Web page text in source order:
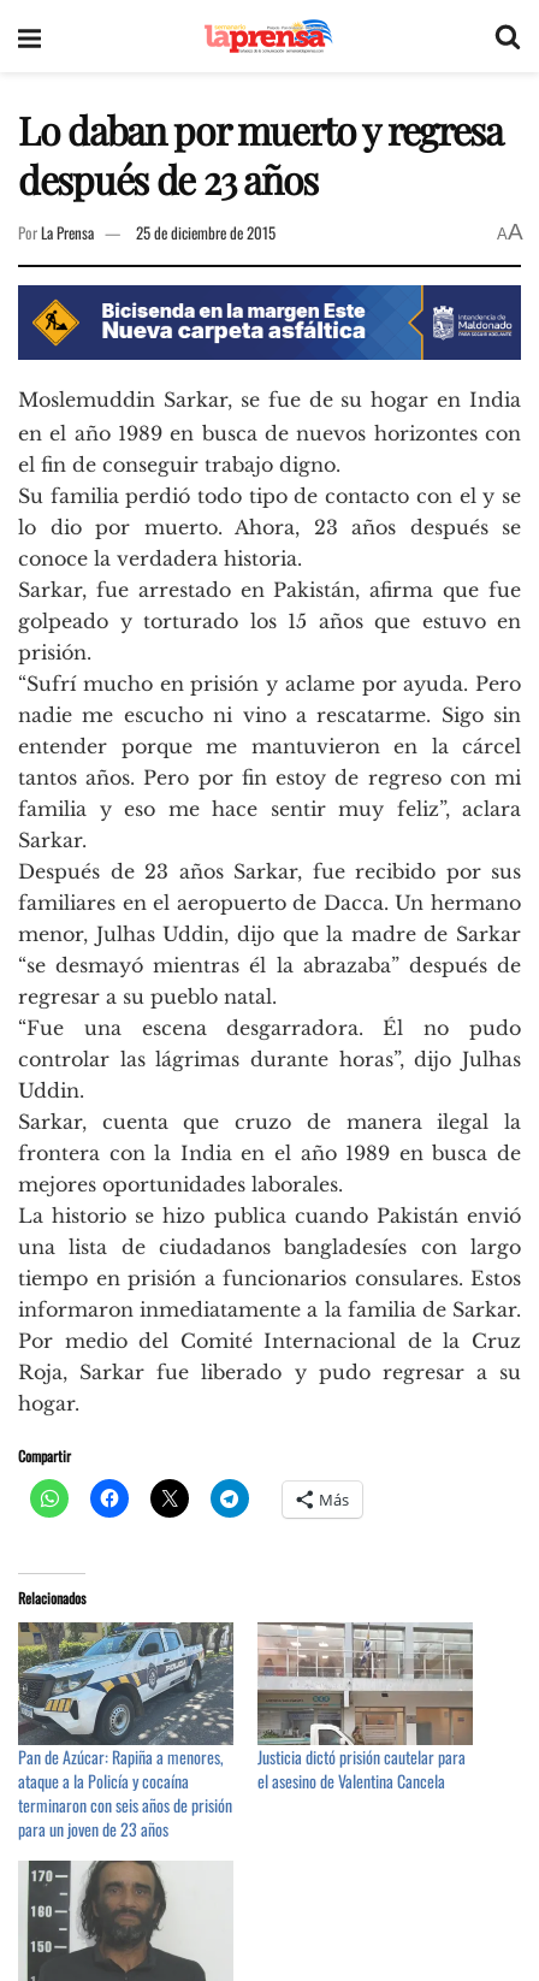
Lo daban por muerto y regresa
después de 23 años
PorLa Prensa 25 de diciembre de 2015 AA
Moslemuddin Sarkar, se fue de su hogar en India
en el año 1989 en busca de nuevos horizontes con
el fin de conseguir trabajo digno.
Su familia perdió todo tipo de contacto con el y se
lo dio por muerto. Ahora, 23 años después se
conoce la verdadera historia.
Sarkar, fue arrestado en Pakistán, afirma que fue
golpeado y torturado los 15 años que estuvo en
prisión.
“Sufrí mucho en prisión y aclame por ayuda. Pero
nadie me escucho ni vino a rescatarme. Sigo sin
entender porque me mantuvieron en la cárcel
tantos años. Pero por fin estoy de regreso con mi
familia y eso me hace sentir muy feliz”, aclara
Sarkar.
Después de 23 años Sarkar, fue recibido por sus
familiares en el aeropuerto de Dacca. Un hermano
menor, Julhas Uddin, dijo que la madre de Sarkar
“se desmayó mientras él la abrazaba” después de
regresar a su pueblo natal.
“Fue una escena desgarradora. Él no pudo
controlar las lágrimas durante horas”, dijo Julhas
Uddin.
Sarkar, cuenta que cruzo de manera ilegal la
frontera con la India en el año 1989 en busca de
mejores oportunidades laborales.
La historio se hizo publica cuando Pakistán envió
una lista de ciudadanos bangladesíes con largo
tiempo en prisión a funcionarios consulares. Estos
informaron inmediatamente a la familia de Sarkar.
Por medio del Comité Internacional de la Cruz
Roja, Sarkar fue liberado y pudo regresar a su
hogar.
Compartir
Más
Relacionados
Pan de Azúcar: Rapiña a menores,
ataque a la Policía y cocaína
terminaron con seis años de prisión
para un joven de 23 años
Justicia dictó prisión cautelar para
el asesino de Valentina Cancela